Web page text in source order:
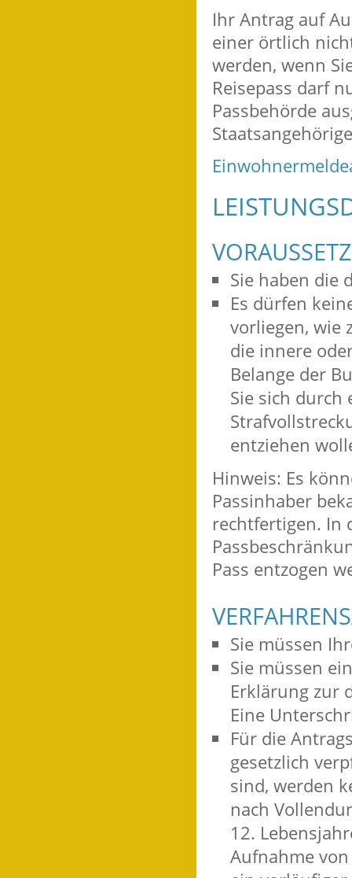
Ihr Antrag auf
einer örtlich
werden, wenn
Reisepass darf
Passbehörde
Sie haben die
Es dürfen
vorliegen, wie
die innere
Belange der
Sie sich durch
entziehen
Hinweis: Es
Passinhaber
rechtfertigen. In
Pass entzogen
Sie müssen
Sie müssen
Erklärung zur
Eine
Für die
gesetzlich
sind, werden
nach
12.
Aufnahme